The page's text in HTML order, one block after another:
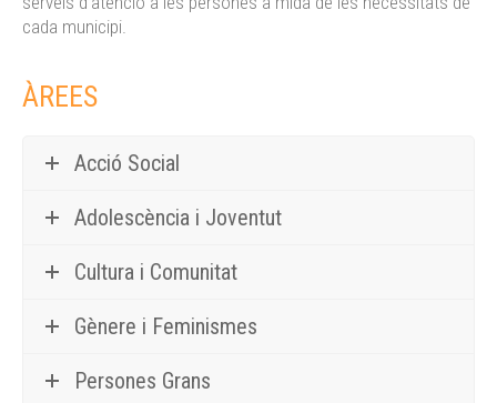
cada municipi.
ÀREES
Acció Social
Adolescència i Joventut
Cultura i Comunitat
Gènere i Feminismes
Persones Grans